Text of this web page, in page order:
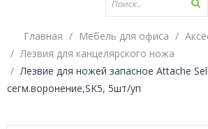
Главная Мебель для офиса
Лезвия для канцелярского ножа
Лезвие для ножей запасное Attache
сегм.воронение,SK5, 5шт/уп